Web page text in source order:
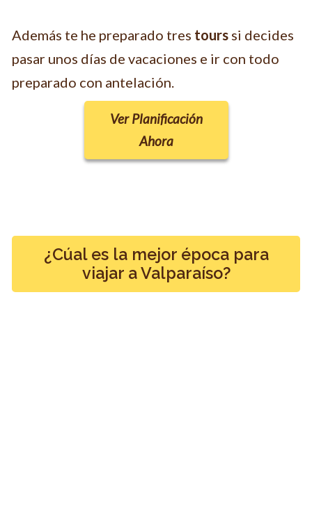
Además te he preparado tres tours si decides
pasar unos días de vacaciones e ir con todo
preparado con antelación.
Ver Planificación
Ahora
¿Cúal es la mejor época para
viajar a Valparaíso?